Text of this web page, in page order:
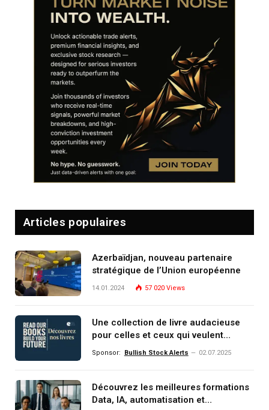
Articles populaires
Azerbaïdjan, nouveau partenaire
stratégique de l’Union européenne
14.01.2024 57 020 Views
Une collection de livre audacieuse
pour celles et ceux qui veulent
Sponsor: Bullish Stock Alerts 02.07.2025
Découvrez les meilleures formations
Data, IA, automatisation et